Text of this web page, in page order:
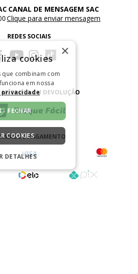
CANAL DE MENSAGEM SAC
Clique para enviar mensagem
REDES SOCIAIS
TROCA OU DEVOLUÇÃO
DE PAGAMENTO
×
cookies
combinam com
em nossa
- FECHAR
COOKIES
DETALHES
NECESSÁRIOS